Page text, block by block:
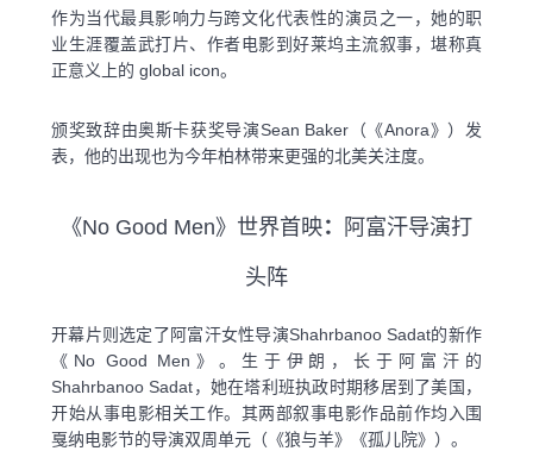
作为当代最具影响力与跨文化代表性的演员之一，她的职
业生涯覆盖武打片、作者电影到好莱坞主流叙事，堪称真
正意义上的 global icon。
颁奖致辞由奥斯卡获奖导演Sean Baker（《Anora》）发
表，他的出现也为今年柏林带来更强的北美关注度。
《No Good Men》世界首映： 阿富汗导演打
头阵
开幕片则选定了阿富汗女性导演Shahrbanoo Sadat的新作
《No Good Men》。生于伊朗，长于阿富汗的
Shahrbanoo Sadat，她在塔利班执政时期移居到了美国，
开始从事电影相关工作。其两部叙事电影作品前作均入围
戛纳电影节的导演双周单元（《狼与羊》《孤儿院》）。